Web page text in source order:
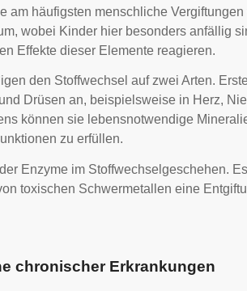
am häufigsten menschliche
wobei Kinder hier besonders anfällig
Effekte dieser Elemente reagieren.
den Stoffwechsel auf zwei Arten.
Drüsen an, beispielsweise in Herz,
können sie lebensnotwendige
zu erfüllen.
Enzyme im Stoffwechselgeschehen.
toxischen Schwermetallen eine
chronischer Erkrankungen